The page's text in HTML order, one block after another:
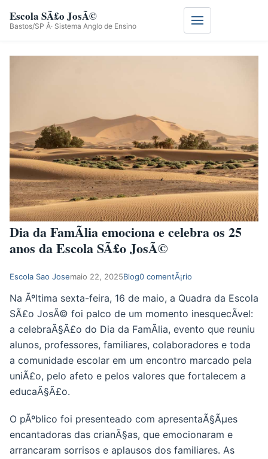
Escola SÃ£o JosÃ©
Bastos/SP Â· Sistema Anglo de Ensino Menu
Dia da FamÃ­lia emociona e celebra os 25
anos da Escola SÃ£o JosÃ©
Autor
post:
Escola Sao JosePost
maio 22, 2025Categoria
post:
BlogComentÃ¡rios
post:
0 comentÃ¡rio
Na Ãºltima sexta-feira, 16 de maio, a Quadra da Escola
SÃ£o JosÃ© foi palco de um momento inesquecÃ­vel:
a celebraÃ§Ã£o do Dia da FamÃ­lia, evento que reuniu
alunos, professores, familiares, colaboradores e toda
a comunidade escolar em um encontro marcado pela
uniÃ£o, pelo afeto e pelos valores que fortalecem a
educaÃ§Ã£o.
O pÃºblico foi presenteado com apresentaÃ§Ãµes
encantadoras das crianÃ§as, que emocionaram e
arrancaram sorrisos e aplausos dos familiares. As